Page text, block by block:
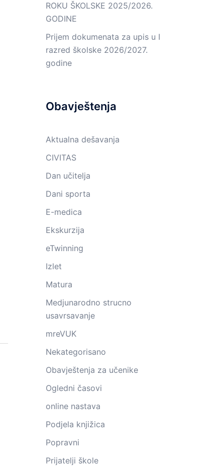
ROKU ŠKOLSKE 2025/2026.
GODINE
Prijem dokumenata za upis u I
razred školske 2026/2027.
godine
Obavještenja
Aktualna dešavanja
CIVITAS
Dan učitelja
Dani sporta
E-medica
Ekskurzija
eTwinning
Izlet
Matura
Medjunarodno strucno
usavrsavanje
mreVUK
Nekategorisano
Obavještenja za učenike
Ogledni časovi
online nastava
Podjela knjižica
Popravni
Prijatelji škole